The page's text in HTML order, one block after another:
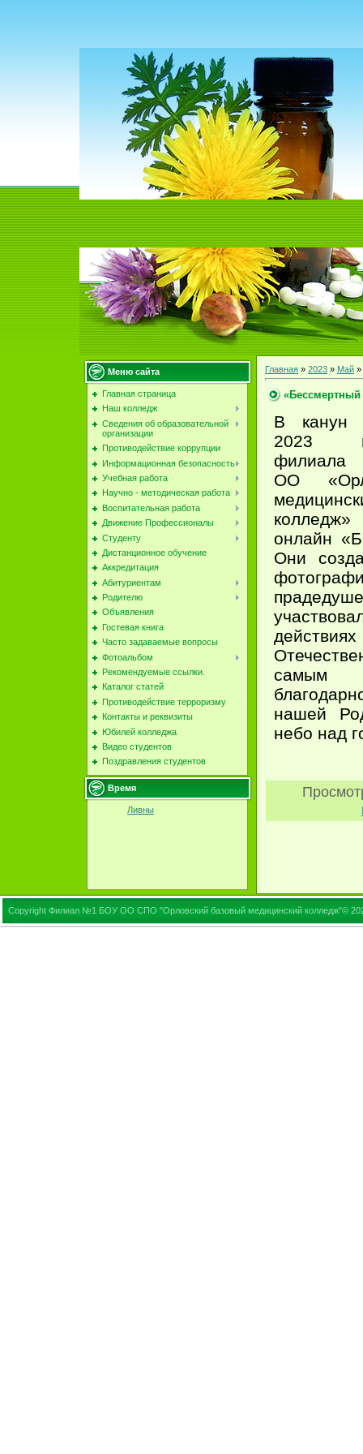
Меню сайта
Главная страница
Наш колледж
Сведения об образовательной
организации
Противодействие коррупции
Информационная безопасность
Учебная работа
Научно - методическая работа
Воспитательная работа
Движение Профессионалы
Студенту
Дистанционное обучение
Аккредитация
Абитуриентам
Родителю
Объявления
Гостевая книга
Часто задаваемые вопросы
Фотоальбом
Рекомендуемые ссылки.
Каталог статей
Противодействие терроризму
Контакты и реквизиты
Юбилей колледжа
Видео студентов
Поздравления студентов
Время
Ливны
Главная » 2023 » Май »
«Бессмертный
В канун
2023
ОО
онлайн
Они
самым
нашей
небо над
Copyright Филиал №1 БОУ ОО СПО "Орловский базовый медицинский колледж"©